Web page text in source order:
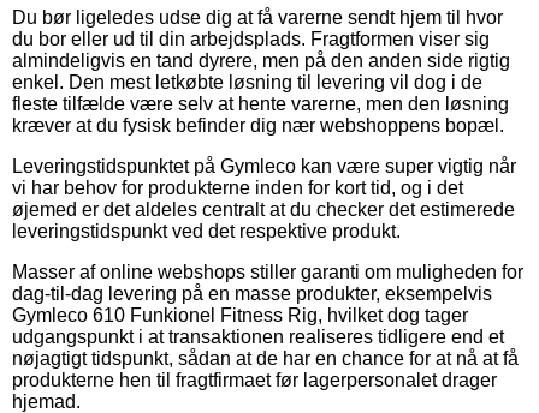
Du bør ligeledes udse dig at få varerne sendt hjem til hvor
du bor eller ud til din arbejdsplads. Fragtformen viser sig
almindeligvis en tand dyrere, men på den anden side rigtig
enkel. Den mest letkøbte løsning til levering vil dog i de
fleste tilfælde være selv at hente varerne, men den løsning
kræver at du fysisk befinder dig nær webshoppens bopæl.
Leveringstidspunktet på Gymleco kan være super vigtig når
vi har behov for produkterne inden for kort tid, og i det
øjemed er det aldeles centralt at du checker det estimerede
leveringstidspunkt ved det respektive produkt.
Masser af online webshops stiller garanti om muligheden for
dag-til-dag levering på en masse produkter, eksempelvis
Gymleco 610 Funkionel Fitness Rig, hvilket dog tager
udgangspunkt i at transaktionen realiseres tidligere end et
nøjagtigt tidspunkt, sådan at de har en chance for at nå at få
produkterne hen til fragtfirmaet før lagerpersonalet drager
hjemad.